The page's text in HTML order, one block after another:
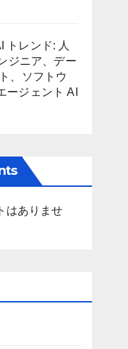
トレンド: 人
ジニア、デー
、ソフトウ
ージェント AI
はありませ